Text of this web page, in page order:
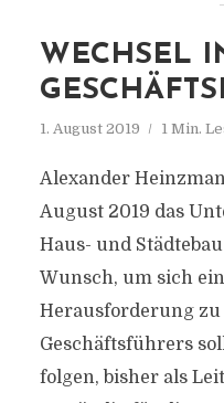
WECHSEL
1. August 2019 1 Min.
Alexander
August 2019 das
Haus- und
Wunsch, um sich
Herausforderung zu
Geschäftsführers
folgen, bisher als